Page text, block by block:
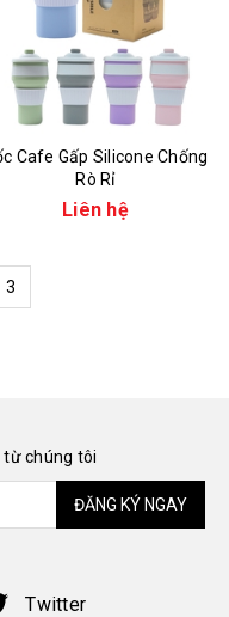
Gấp Silicone Chống
Rò Rỉ
Liên hệ
3
chúng tôi
ĐĂNG KÝ NGAY
Twitter